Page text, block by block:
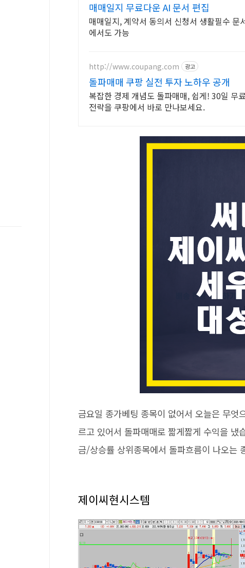
매매일지 무료다운 AI 문서 편집
매매일지, 계약서 동의서 신청서 생활필수
에서도 가능
http://www.coupang.com 광고
돌파매매 쿠팡 실전 투자 노하우 공개
복잡한 경제 개념도 돌파매매, 쉽게! 30일 무
전략을 쿠팡에서 바로 만나보세요.
금요일 종가베팅 종목이 없어서 오늘은 무
르고 있어서 돌파매매로 짧게짧게 수익을
금/상승률 상위종목에서 돌파흐름이 나오는
제이씨현시스템